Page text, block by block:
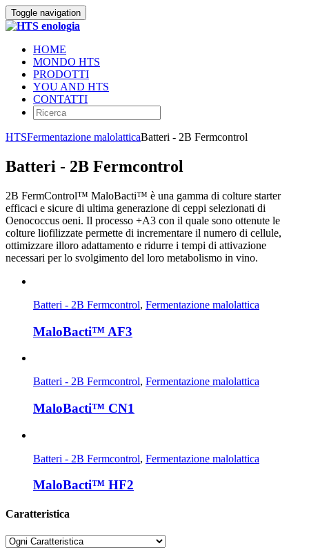
Toggle navigation
HOME
MONDO HTS
PRODOTTI
YOU AND HTS
CONTATTI
HTSFermentazione malolatticaBatteri - 2B Fermcontrol
Batteri - 2B Fermcontrol
2B FermControl™ MaloBacti™ è una gamma di colture starter
efficaci e sicure di ultima generazione di ceppi selezionati di
Oenococcus oeni. Il processo +A3 con il quale sono ottenute le
colture liofilizzate permette di incrementare il numero di cellule,
ottimizzare illoro adattamento e ridurre i tempi di attivazione
necessari per lo svolgimento del loro metabolismo in vino.
Batteri - 2B Fermcontrol, Fermentazione malolattica
MaloBacti™ AF3
Batteri - 2B Fermcontrol, Fermentazione malolattica
MaloBacti™ CN1
Batteri - 2B Fermcontrol, Fermentazione malolattica
MaloBacti™ HF2
Caratteristica